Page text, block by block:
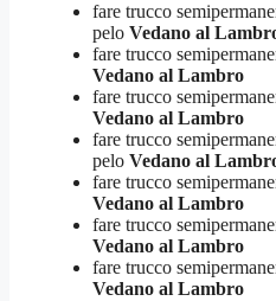
fare trucco
pelo Vedano al
fare trucco
Vedano al Lambro
fare trucco
Vedano al Lambro
fare trucco
pelo Vedano al
fare trucco
Vedano al Lambro
fare trucco
Vedano al Lambro
fare trucco
Vedano al Lambro